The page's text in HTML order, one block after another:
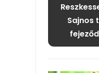
Sajnos